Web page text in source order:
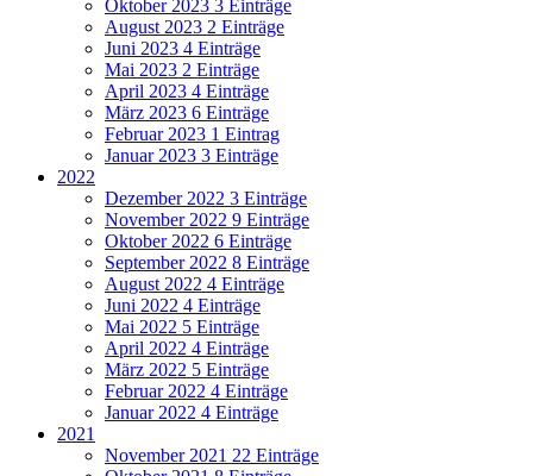
Oktober 2023 3 Einträge
August 2023 2 Einträge
Juni 2023 4 Einträge
Mai 2023 2 Einträge
April 2023 4 Einträge
März 2023 6 Einträge
Februar 2023 1 Eintrag
Januar 2023 3 Einträge
2022
Dezember 2022 3 Einträge
November 2022 9 Einträge
Oktober 2022 6 Einträge
September 2022 8 Einträge
August 2022 4 Einträge
Juni 2022 4 Einträge
Mai 2022 5 Einträge
April 2022 4 Einträge
März 2022 5 Einträge
Februar 2022 4 Einträge
Januar 2022 4 Einträge
2021
November 2021 22 Einträge